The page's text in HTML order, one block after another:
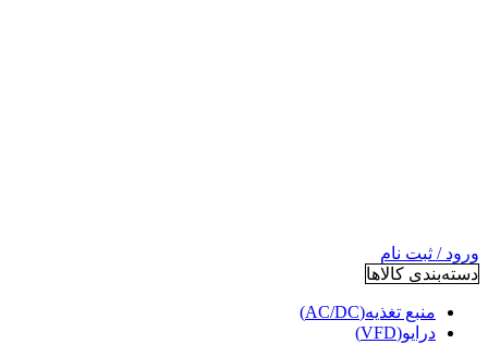
ورود / ثبت نام
دسته‌بندی کالاها
منبع تغذیه(AC/DC)
درایو(VFD)